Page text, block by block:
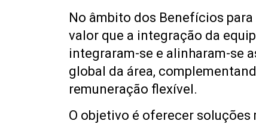
No âmbito dos Benefícios
valor que a integração da
integraram-se e alinharam-se
global da área,
remuneração flexível.
O objetivo é oferecer